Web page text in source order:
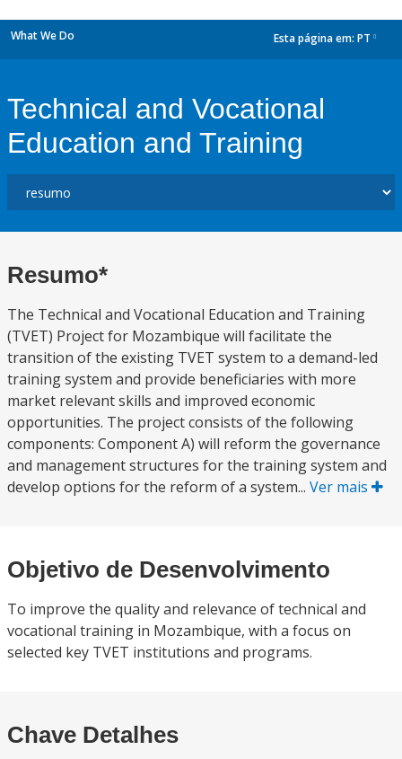
What We Do Esta página em: PT
Technical and Vocational
Education and Training
Resumo*
The Technical and Vocational Education and Training
(TVET) Project for Mozambique will facilitate the
transition of the existing TVET system to a demand-led
training system and provide beneficiaries with more
market relevant skills and improved economic
opportunities. The project consists of the following
components: Component A) will reform the governance
and management structures for the training system and
develop options for the reform of a system... Ver mais
Objetivo de Desenvolvimento
To improve the quality and relevance of technical and
vocational training in Mozambique, with a focus on
selected key TVET institutions and programs.
Chave Detalhes